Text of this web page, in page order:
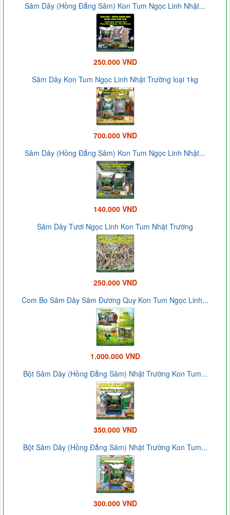
Sâm Dây (Hồng Đẳng Sâm) Kon Tum Ngọc Linh Nhật...
250.000 VND
Sâm Dây Kon Tum Ngọc Linh Nhật Trường loại 1kg
700.000 VND
Sâm Dây (Hồng Đẳng Sâm) Kon Tum Ngọc Linh Nhật...
140.000 VND
Sâm Dây Tươi Ngọc Linh Kon Tum Nhật Trường
250.000 VND
Com Bo Sâm Dây Sâm Đương Quy Kon Tum Ngọc Linh...
1.000.000 VND
Bột Sâm Dây (Hồng Đẳng Sâm) Nhật Trường Kon Tum...
350.000 VND
Bột Sâm Dây (Hồng Đẳng Sâm) Nhật Trường Kon Tum...
300.000 VND